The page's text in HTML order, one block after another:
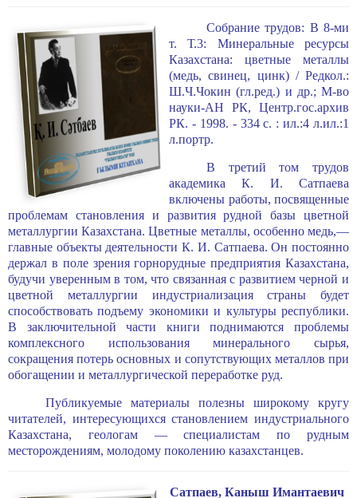
Собрание трудов: В 8-ми
т. Т.3: Минеральные ресурсы
Казахстана: цветные металлы
(медь, свинец, цинк) / Редкол.:
Ш.Ч.Чокин (гл.ред.) и др.; М-во
науки-АН РК, Центр.гос.архив
РК. - 1998. - 334 с. : ил.:4 л.ил.:1
л.портр.
В третий том трудов
академика К. И. Сатпаева
включены работы, посвя­щенные
проблемам становления и развития рудной базы цветной
металлур­гии Казахстана. Цветные металлы, особенно медь,—
главные объекты дея­тельности К. И. Сатпаева. Он постоянно
держал в поле зрения горноруд­ные предприятия Казахстана,
будучи уверенным в том, что связанная с развитием черной и
цветной металлургии индустриализация страны будет
способствовать подъему экономики и культуры республики.
В заключи­тельной части книги поднимаются проблемы
комплексного использования минерального сырья,
сокращения потерь основных и сопутствующих ме­таллов при
обогащении и металлургической переработке руд.
Публикуемые материалы полезны широкому кругу
читателей, интере­сующихся становлением индустриального
Казахстана, геологам — спе­циалистам по рудным
месторождениям, молодому поколению казахстанцев.
Сатпаев, Каныш Имантаевич